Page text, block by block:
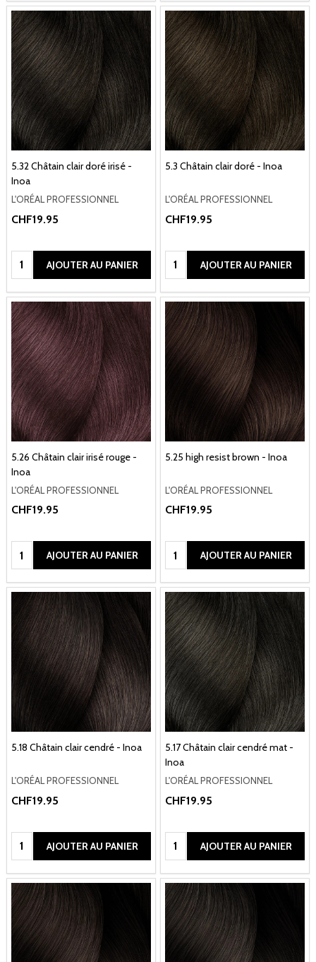
5.32 Châtain clair doré irisé -
Inoa
L'ORÉAL PROFESSIONNEL
CHF19.95
Quantité:AJOUTER AU PANIER
5.3 Châtain clair doré - Inoa
L'ORÉAL PROFESSIONNEL
CHF19.95
Quantité:AJOUTER AU PANIER
5.26 Châtain clair irisé rouge -
Inoa
L'ORÉAL PROFESSIONNEL
CHF19.95
Quantité:AJOUTER AU PANIER
5.25 high resist brown - Inoa
L'ORÉAL PROFESSIONNEL
CHF19.95
Quantité:AJOUTER AU PANIER
5.18 Châtain clair cendré - Inoa
L'ORÉAL PROFESSIONNEL
CHF19.95
Quantité:AJOUTER AU PANIER
5.17 Châtain clair cendré mat -
Inoa
L'ORÉAL PROFESSIONNEL
CHF19.95
Quantité:AJOUTER AU PANIER